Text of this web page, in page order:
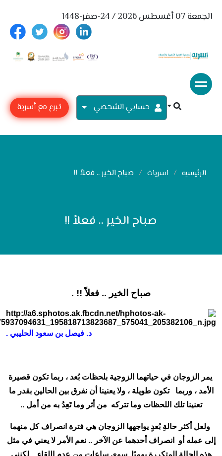
الجمعة 07 أغسطس 2026 / 24-صفر-1448
حسابي الشحصي تبرع مع أسرية
الرئيسيه اسريات صباح الخير .. فعلاً !!
صباح الخير .. فعلاً !!
صباح الخير .. فعلاً !! .
د. فيصل بن سعود الحليبي .
يمر الزوجان في حياتهما الزوجية بلحظات بُعد ، ربما تكون قصيرة
الأمد ، وربما تكون طويلة ، ولا يعنينا أن نفرق بين الحالين بقدر ما
تعنينا تلك اللحظات وما تتركه من أثر وما تَعِدُ به من أمل ..
ولعل أكثر حالةِ بُعدٍ يواجهها الزوجان هي فترة انصراف كل منهما
إلى عمله أو انصراف أحدهما عن الآخر .. نعم الأمر لا يعني في مثل
هذه الحالة المتكررة يوميًا سوى ساعات من عدم اللقاء .. لكنني